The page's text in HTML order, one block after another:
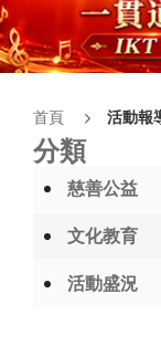
首頁 活動報
分類
慈善公益
文化教育
活動盛況